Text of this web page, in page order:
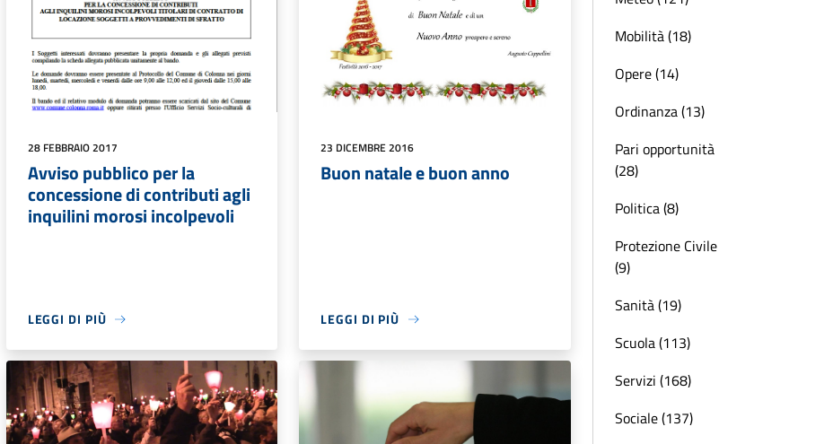
28 FEBBRAIO 2017
Avviso pubblico per la
concessione di contributi agli
inquilini morosi incolpevoli
LEGGI DI PIÙ
23 DICEMBRE 2016
Buon natale e buon anno
LEGGI DI PIÙ
Mobilità (18)
Opere (14)
Ordinanza (13)
Pari opportunità
(28)
Politica (8)
Protezione Civile
(9)
Sanità (19)
Scuola (113)
Servizi (168)
Sociale (137)